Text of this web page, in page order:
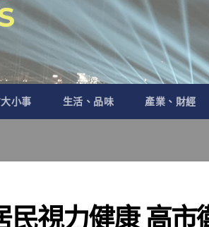
小事 生活、品味 產業、財經
民視力健康 高